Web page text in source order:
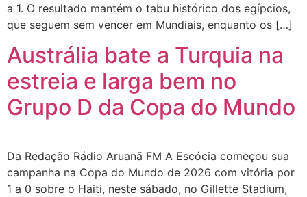
a 1. O resultado mantém o tabu histórico dos egípcios,
que seguem sem vencer em Mundiais, enquanto os […]
Austrália bate a Turquia na
estreia e larga bem no
Grupo D da Copa do Mundo
Da Redação Rádio Aruanã FM A Escócia começou sua
campanha na Copa do Mundo de 2026 com vitória por
1 a 0 sobre o Haiti, neste sábado, no Gillette Stadium,